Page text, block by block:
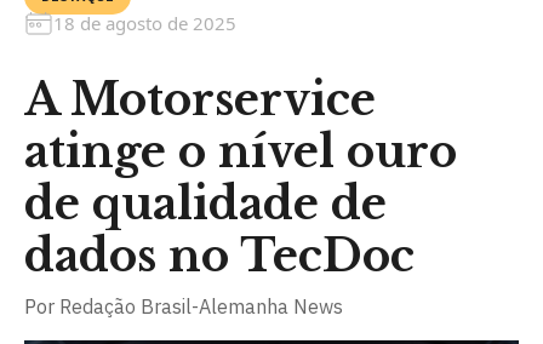
18 de agosto de 2025
A Motorservice
atinge o nível ouro
de qualidade de
dados no TecDoc
Por Redação Brasil-Alemanha News